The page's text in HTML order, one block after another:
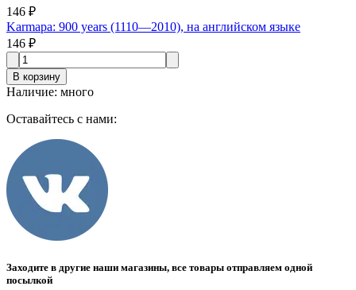
146 ₽
Karmapa: 900 years (1110—2010), на английском языке
146 ₽
В корзину
Наличие: много
Оставайтесь с нами:
Заходите в другие наши магазины, все товары отправляем одной
посылкой